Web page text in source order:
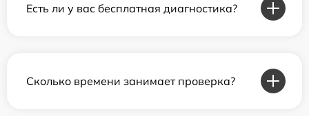
Есть ли у вас бесплатная диагностика?
Сколько времени занимает проверка?